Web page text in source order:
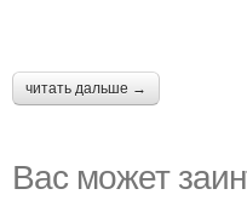
читать дальше →
Вас может